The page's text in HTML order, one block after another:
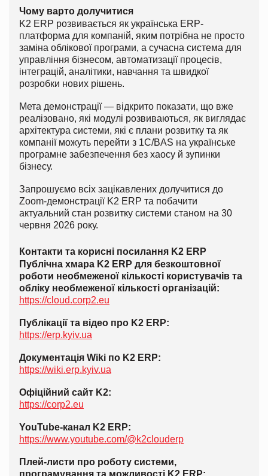
Чому варто долучитися
K2 ERP розвивається як українська ERP-
платформа для компаній, яким потрібна не просто
заміна облікової програми, а сучасна система для
управління бізнесом, автоматизації процесів,
інтеграцій, аналітики, навчання та швидкої
розробки нових рішень.
Мета демонстрації — відкрито показати, що вже
реалізовано, які модулі розвиваються, як виглядає
архітектура системи, які є плани розвитку та як
компанії можуть перейти з 1С/BAS на українське
програмне забезпечення без хаосу й зупинки
бізнесу.
Запрошуємо всіх зацікавлених долучитися до
Zoom-демонстрації K2 ERP та побачити
актуальний стан розвитку системи станом на 30
червня 2026 року.
Контакти та корисні посилання K2 ERP
Публічна хмара K2 ERP для безкоштовної
роботи необмеженої кількості користувачів та
обліку необмеженої кількості організацій:
https://cloud.corp2.eu
Публікації та відео про K2 ERP:
https://erp.kyiv.ua
Документація Wiki по K2 ERP:
https://wiki.erp.kyiv.ua
Офіційний сайт K2:
https://corp2.eu
YouTube-канал K2 ERP:
https://www.youtube.com/@k2clouderp
Плей-листи про роботу системи,
програмування та можливості K2 ERP: